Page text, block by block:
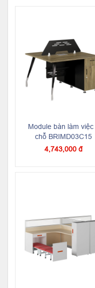
Module bàn làm việc
chỗ BRIMD03C15
4,743,000 đ